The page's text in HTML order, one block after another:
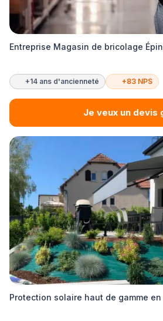
Entreprise Magasin de bricolage
+14 ans d'ancienneté +83 NPS
Je veux un devis
Protection solaire haut de gamme en